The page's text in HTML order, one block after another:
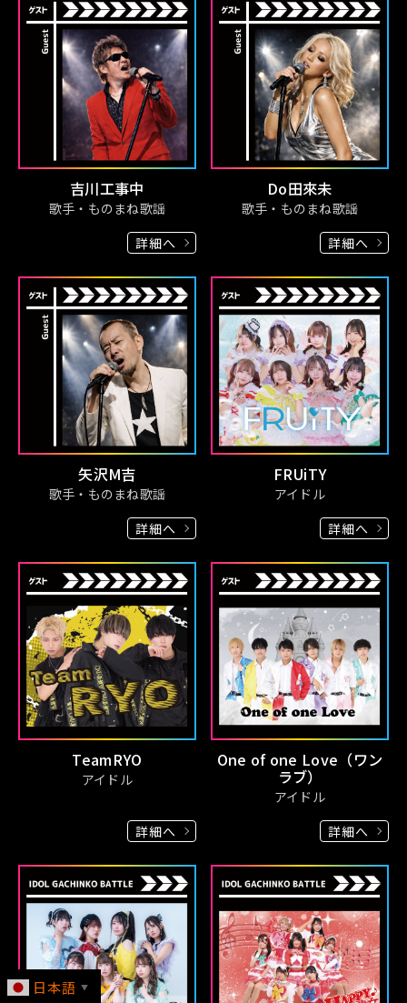
吉川工事中
歌手・ものまね歌謡
詳細へ
Do田來未
歌手・ものまね歌謡
詳細へ
矢沢M吉
歌手・ものまね歌謡
詳細へ
FRUiTY
アイドル
詳細へ
TeamRYO
アイドル
詳細へ
One of one Love（ワン
ラブ）
アイドル
詳細へ
日本語 ▼